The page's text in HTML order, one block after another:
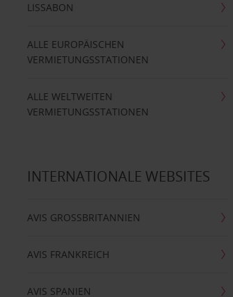
LISSABON
ALLE EUROPÄISCHEN
VERMIETUNGSSTATIONEN
ALLE WELTWEITEN
VERMIETUNGSSTATIONEN
INTERNATIONALE WEBSITES
AVIS GROSSBRITANNIEN
AVIS FRANKREICH
AVIS SPANIEN